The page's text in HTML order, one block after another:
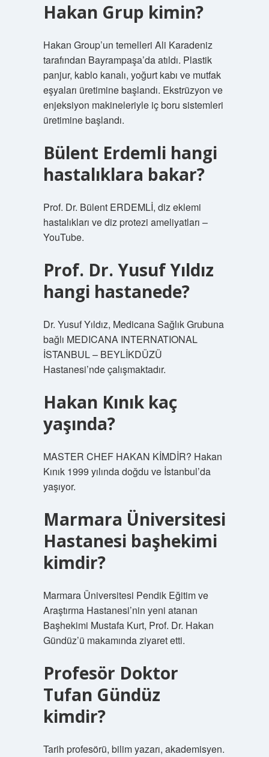
Hakan Grup kimin?
Hakan Group’un temelleri Ali Karadeniz
tarafından Bayrampaşa’da atıldı. Plastik
panjur, kablo kanalı, yoğurt kabı ve mutfak
eşyaları üretimine başlandı. Ekstrüzyon ve
enjeksiyon makineleriyle iç boru sistemleri
üretimine başlandı.
Bülent Erdemli hangi
hastalıklara bakar?
Prof. Dr. Bülent ERDEMLİ, diz eklemi
hastalıkları ve diz protezi ameliyatları –
YouTube.
Prof. Dr. Yusuf Yıldız
hangi hastanede?
Dr. Yusuf Yıldız, Medicana Sağlık Grubuna
bağlı MEDICANA INTERNATIONAL
İSTANBUL – BEYLİKDÜZÜ
Hastanesi’nde çalışmaktadır.
Hakan Kınık kaç
yaşında?
MASTER CHEF HAKAN KİMDİR? Hakan
Kınık 1999 yılında doğdu ve İstanbul’da
yaşıyor.
Marmara Üniversitesi
Hastanesi başhekimi
kimdir?
Marmara Üniversitesi Pendik Eğitim ve
Araştırma Hastanesi’nin yeni atanan
Başhekimi Mustafa Kurt, Prof. Dr. Hakan
Gündüz’ü makamında ziyaret etti.
Profesör Doktor
Tufan Gündüz
kimdir?
Tarih profesörü, bilim yazarı, akademisyen.